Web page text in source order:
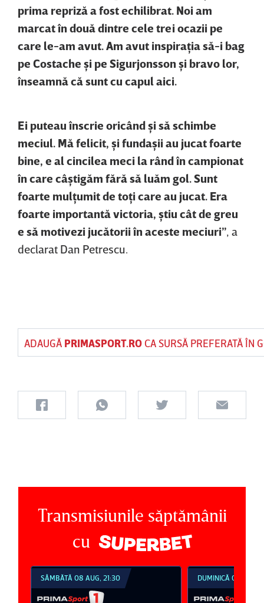
prima repriză a fost echilibrat. Noi am
marcat în două dintre cele trei ocazii pe
care le-am avut. Am avut inspiraţia să-i bag
pe Costache şi pe Sigurjonsson şi bravo lor,
înseamnă că sunt cu capul aici.
Ei puteau înscrie oricând şi să schimbe
meciul. Mă felicit, şi fundaşii au jucat foarte
bine, e al cincilea meci la rând în campionat
în care câştigăm fără să luăm gol. Sunt
foarte mulţumit de toţi care au jucat. Era
foarte importantă victoria, ştiu cât de greu
e să motivezi jucătorii în aceste meciuri” , a
declarat Dan Petrescu.
ADAUGĂ PRIMASPORT.ROCA SURSĂ PREFERATĂ ÎN
Transmisiunile săptămânii
cu
DUMINICĂ 09 AUG, 18:30 DUMINICĂ 09 AUG,